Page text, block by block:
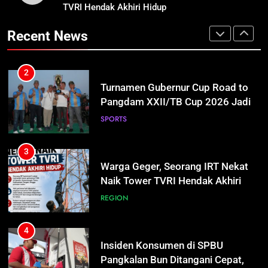
Hidup
REGION
4
Pertamina Pastikan Pelayanan
Tetap Jalan
ECONOMY
5
7 Hari
ECONOMY
6
SPBU Sampit Segera Terurai
ECONOMY
TVRI Hendak Akhiri Hidup
Recent News
Turnamen Gubernur Cup Road to
Pangdam XXII/TB Cup 2026 Jadi
Wadah Kembangkan Talenta Muda
3
Warga Geger, Seorang IRT Nekat
Naik Tower TVRI Hendak Akhiri
Hidup
REGION
4
Insiden Konsumen di SPBU
Pangkalan Bun Ditangani Cepat,
Pertamina Pastikan Pelayanan
ECONOMY
5
Sistem Listrik Kalselteng Masih
Siaga, PLN Batasi Pasokan Selama